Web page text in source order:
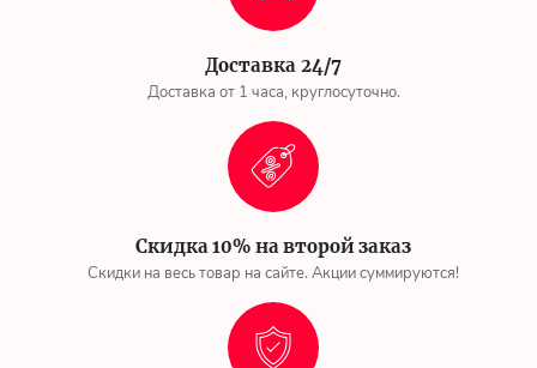
Доставка 24/7
Доставка от 1 часа, круглосуточно.
Скидка 10% на второй заказ
Скидки на весь товар на сайте. Акции суммируются!